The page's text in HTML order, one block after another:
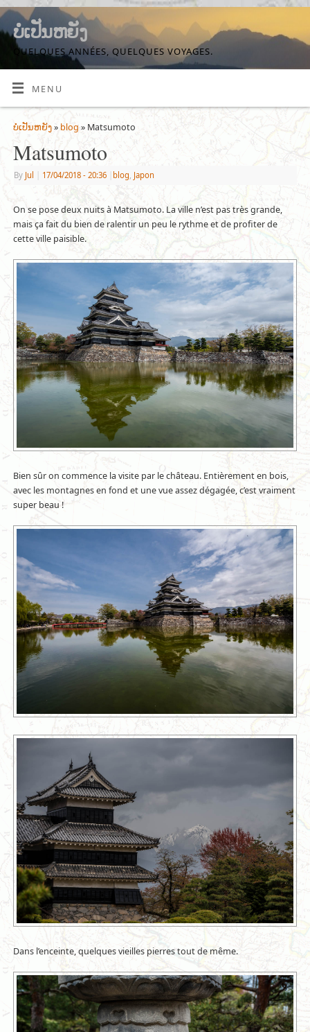
ບໍ່ເປັນຫຍັງ
QUELQUES ANNÉES, QUELQUES VOYAGES.
MENU
ບໍ່ເປັນຫຍັງ» blog » Matsumoto
Matsumoto
By Jul 17/04/2018 - 20:36 blog, Japon
On se pose deux nuits à Matsumoto. La ville n’est pas très grande,
mais ça fait du bien de ralentir un peu le rythme et de profiter de
cette ville paisible.
Bien sûr on commence la visite par le château. Entièrement en bois,
avec les montagnes en fond et une vue assez dégagée, c’est vraiment
super beau !
Dans l’enceinte, quelques vieilles pierres tout de même.